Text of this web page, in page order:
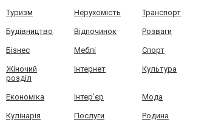
Туризм Нерухомість Транспорт
Будівництво Відпочинок Розваги
Бізнес Меблі Спорт
Жіночий
розділ
Інтернет Культура
Економіка Інтер'єр Мода
Кулінарія Послуги Родина